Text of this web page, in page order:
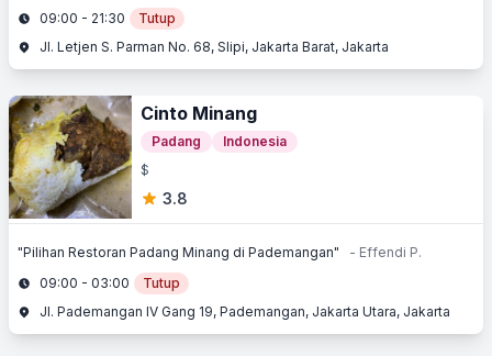
09:00 - 21:30
Tutup
Jl. Letjen S. Parman No. 68, Slipi, Jakarta Barat, Jakarta
Cinto Minang
Padang
Indonesia
$
3.8
"Pilihan Restoran Padang Minang di Pademangan"
- Effendi P.
09:00 - 03:00
Tutup
Jl. Pademangan IV Gang 19, Pademangan, Jakarta Utara, Jakarta